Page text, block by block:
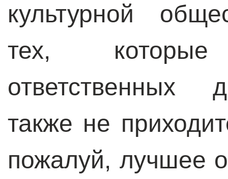
культурной
тех,
ответственных
также не
пожалуй, лучшее